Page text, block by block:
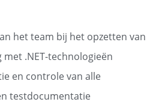
het team bij het opzetten van
.NET-technologieën
en controle van alle
testdocumentatie